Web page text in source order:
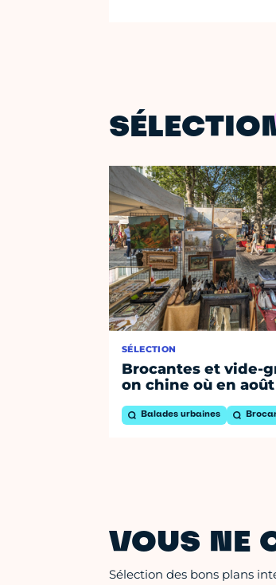
SÉLECTION
Brocantes et vide-
on chine où en août
Balades urbaines
VOUS NE
Sélection des bons plans